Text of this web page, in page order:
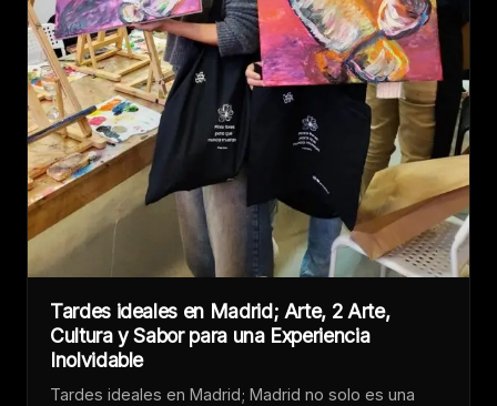
Tardes ideales en Madrid; Arte, 2 Arte,
Cultura y Sabor para una Experiencia
Inolvidable
Tardes ideales en Madrid; Madrid no solo es una